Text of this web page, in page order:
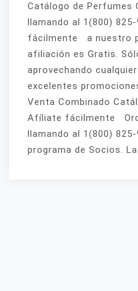
Catálogo de Perfumes
llamando al 1(800)
fácilmente a nuestro
afiliación es Gratis.
aprovechando
excelentes
Venta Combinado
Afíliate fácilmente
llamando al 1(800)
programa de Socios. La.